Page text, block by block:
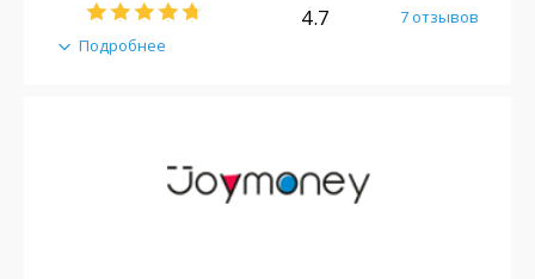
Подробнее
4.7 7 отзывов